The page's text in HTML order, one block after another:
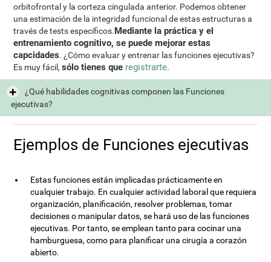
orbitofrontal y la corteza cingulada anterior. Podemos obtener
una estimación de la integridad funcional de estas estructuras a
través de tests específicos.Mediante la práctica y el
entrenamiento cognitivo, se puede mejorar estas
capcidades. ¿Cómo evaluar y entrenar las funciones ejecutivas?
Es muy fácil,sólo tienes que registrarte.
¿Qué habilidades cognitivas componen las Funciones
ejecutivas?
Ejemplos de Funciones ejecutivas
Estas funciones están implicadas prácticamente en
cualquier trabajo. En cualquier actividad laboral que requiera
organización, planificación, resolver problemas, tomar
decisiones o manipular datos, se hará uso de las funciones
ejecutivas. Por tanto, se emplean tanto para cocinar una
hamburguesa, como para planificar una cirugía a corazón
abierto.